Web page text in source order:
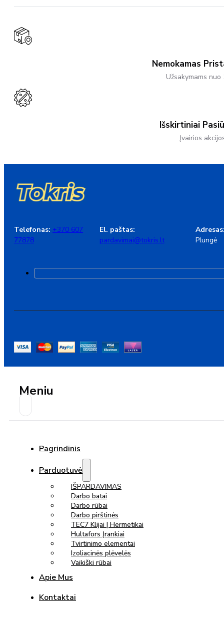
The
Be
Chosen
On
Nemokamas
Užsakymams nuo
Išskirtiniai
Įvairios
Telefonas: +370 607
77878
El. paštas:
pardavimai@tokris.lt
Plungė
Meniu
Pagrindinis
Parduotuvė
IŠPARDAVIMAS
Darbo batai
Darbo rūbai
Darbo pirštinės
TEC7 Klijai | Hermetikai
Hultafors Įrankiai
Tvirtinimo elementai
Izoliacinės plėvelės
Vaikiški rūbai
Apie Mus
Kontaktai